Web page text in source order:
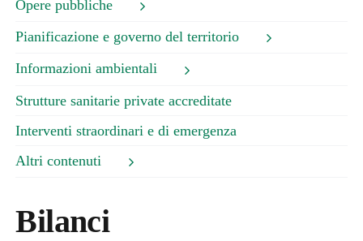
Opere pubbliche
Pianificazione e governo del territorio
Informazioni ambientali
Strutture sanitarie private accreditate
Interventi straordinari e di emergenza
Altri contenuti
Bilanci